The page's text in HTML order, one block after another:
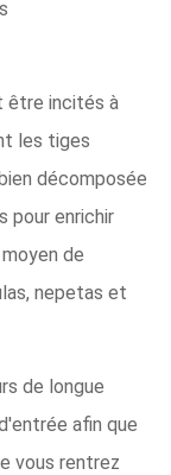
être incités à
les tiges
décomposée
pour enrichir
de
nepetas et
de longue
afin que
vous rentrez